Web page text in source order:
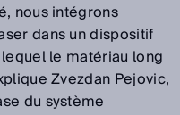
nous intégrons
dans un dispositif
le matériau long
Zvezdan Pejovic,
du système